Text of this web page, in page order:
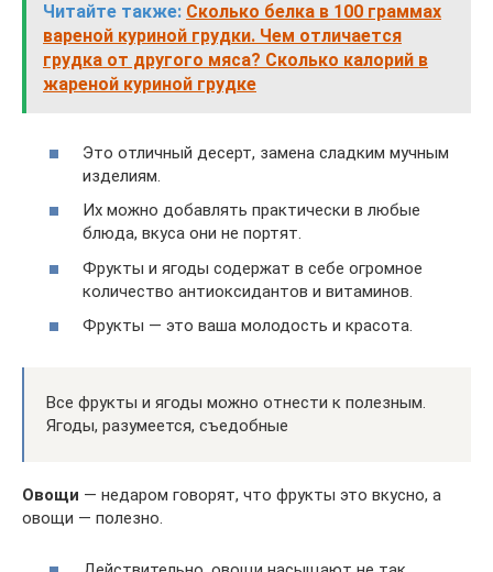
Читайте также: Сколько белка в 100 граммах
вареной куриной грудки. Чем отличается
грудка от другого мяса? Cколько калорий в
жареной куриной грудке
Это отличный десерт, замена сладким мучным
изделиям.
Их можно добавлять практически в любые
блюда, вкуса они не портят.
Фрукты и ягоды содержат в себе огромное
количество антиоксидантов и витаминов.
Фрукты — это ваша молодость и красота.
Все фрукты и ягоды можно отнести к полезным.
Ягоды, разумеется, съедобные
Овощи — недаром говорят, что фрукты это вкусно, а
овощи — полезно.